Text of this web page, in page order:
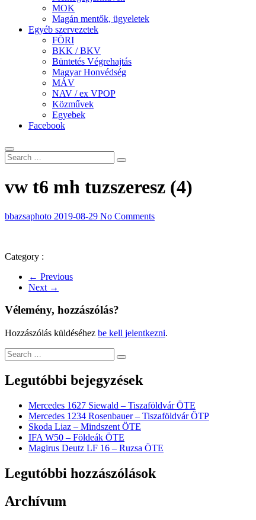
MOK
Magán mentők, ügyeletek
Egyéb szervezetek
FÖRI
BKK / BKV
Büntetés Végrehajtás
Magyar Honvédség
MÁV
NAV / ex VPOP
Közművek
Egyebek
Facebook
vw t6 mh tuzszeresz (4)
bbazsaphoto 2019-08-29 No Comments
Category :
← Previous
Next →
Vélemény, hozzászólás?
Hozzászólás küldéséhez be kell jelentkezni.
Legutóbbi bejegyzések
Mercedes 1627 Siewald – Tiszaföldvár ÖTE
Mercedes 1234 Rosenbauer – Tiszaföldvár ÖTP
Skoda Liaz – Mindszent ÖTE
IFA W50 – Földeák ÖTE
Magirus Deutz LF 16 – Ruzsa ÖTE
Legutóbbi hozzászólások
Archívum